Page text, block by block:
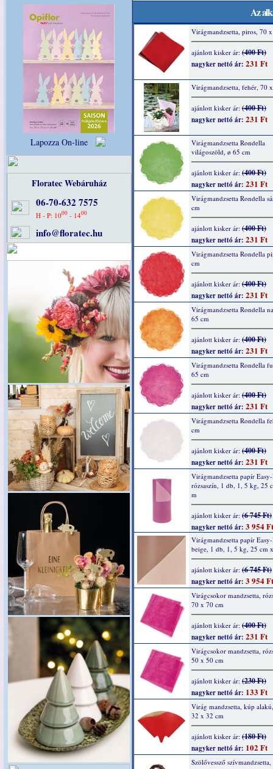
Lapozza On-line
Floratec Webáruház
06-70-632 7575
H - P: 1000- 1400
info@floratec.hu
Az
Virágmandzsetta, piros, 70
ajánlott kisker ár: (400 Ft)
nagyker nettó ár: 231 Ft
Virágmandzsetta, fehér, 70
ajánlott kisker ár: (400 Ft)
nagyker nettó ár: 231 Ft
Virágmandzsetta Rondella
világoszöld, ø 65 cm
ajánlott kisker ár: (400 Ft)
nagyker nettó ár: 231 Ft
Virágmandzsetta Rondella
cm
ajánlott kisker ár: (400 Ft)
nagyker nettó ár: 231 Ft
Virágmandzsetta Rondella
cm
ajánlott kisker ár: (400 Ft)
nagyker nettó ár: 231 Ft
Virágmandzsetta Rondella
65 cm
ajánlott kisker ár: (400 Ft)
nagyker nettó ár: 231 Ft
Virágmandzsetta Rondella
65 cm
ajánlott kisker ár: (400 Ft)
nagyker nettó ár: 231 Ft
Virágmandzsetta Rondella
cm
ajánlott kisker ár: (400 Ft)
nagyker nettó ár: 231 Ft
Virágmandzsetta papír
rózsaszín, 1 db, 1, 5 kg, 25
m
ajánlott kisker ár: (6 745 Ft)
nagyker nettó ár: 3 954 Ft
Virágmandzsetta papír
beige, 1 db, 1, 5 kg, 25 cm
ajánlott kisker ár: (6 745 Ft)
nagyker nettó ár: 3 954 Ft
Virágcsokor mandzsetta,
70 x 70 cm
ajánlott kisker ár: (400 Ft)
nagyker nettó ár: 231 Ft
Virágcsokor mandzsetta,
50 x 50 cm
ajánlott kisker ár: (230 Ft)
nagyker nettó ár: 133 Ft
Virág mandzsetta, kúp
32 x 32 cm
ajánlott kisker ár: (180 Ft)
nagyker nettó ár: 102 Ft
Szölővessző